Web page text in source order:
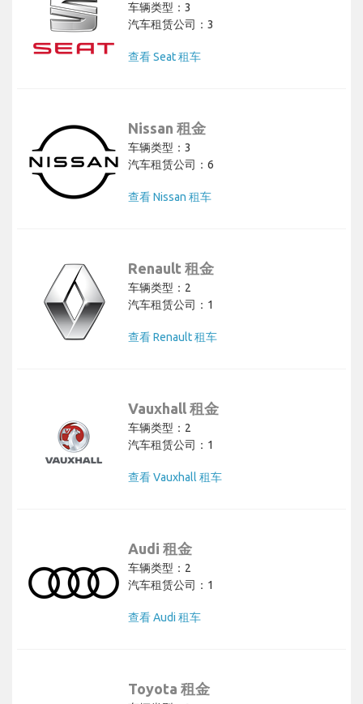
车辆类型：3
汽车租赁公司：3
查看 Seat 租车
Nissan 租金
车辆类型：3
汽车租赁公司：6
查看 Nissan 租车
Renault 租金
车辆类型：2
汽车租赁公司：1
查看 Renault 租车
Vauxhall 租金
车辆类型：2
汽车租赁公司：1
查看 Vauxhall 租车
Audi 租金
车辆类型：2
汽车租赁公司：1
查看 Audi 租车
Toyota 租金